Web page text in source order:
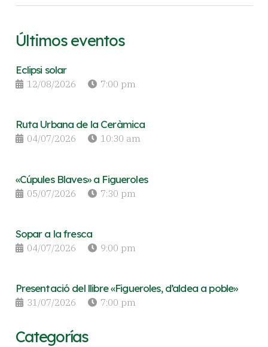
Últimos eventos
Eclipsi solar
12/08/2026 7:00 pm
Ruta Urbana de la Ceràmica
04/07/2026 10:30 am
«Cúpules Blaves» a Figueroles
05/07/2026 7:30 pm
Sopar a la fresca
04/07/2026 9:00 pm
Presentació del llibre «Figueroles, d’aldea a poble»
31/07/2026 7:00 pm
Categorías